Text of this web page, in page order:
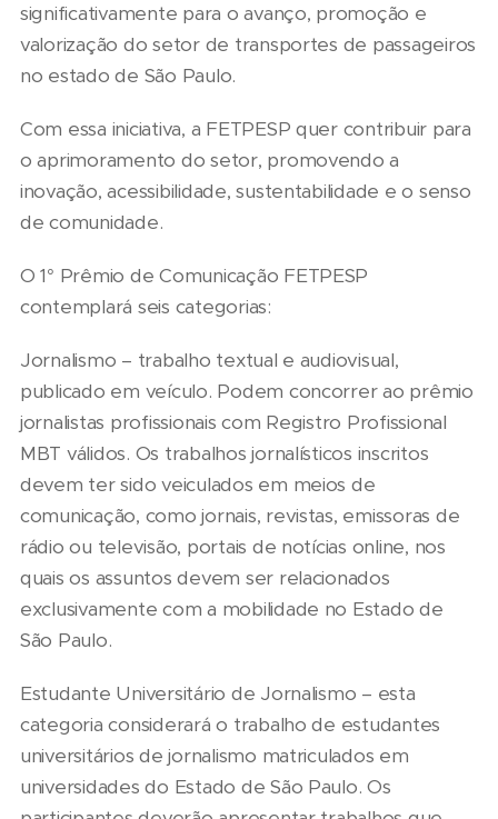
significativamente para o avanço, promoção e
valorização do setor de transportes de passageiros
no estado de São Paulo.
Com essa iniciativa, a FETPESP quer contribuir para
o aprimoramento do setor, promovendo a
inovação, acessibilidade, sustentabilidade e o senso
de comunidade.
O 1° Prêmio de Comunicação FETPESP
contemplará seis categorias:
Jornalismo – trabalho textual e audiovisual,
publicado em veículo. Podem concorrer ao prêmio
jornalistas profissionais com Registro Profissional
MBT válidos. Os trabalhos jornalísticos inscritos
devem ter sido veiculados em meios de
comunicação, como jornais, revistas, emissoras de
rádio ou televisão, portais de notícias online, nos
quais os assuntos devem ser relacionados
exclusivamente com a mobilidade no Estado de
São Paulo.
Estudante Universitário de Jornalismo – esta
categoria considerará o trabalho de estudantes
universitários de jornalismo matriculados em
universidades do Estado de São Paulo. Os